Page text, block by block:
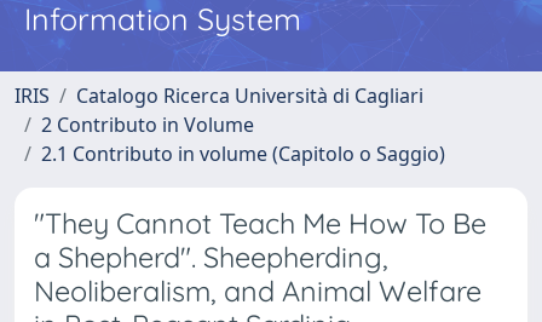
Information System
IRIS
Catalogo Ricerca Università di Cagliari
2 Contributo in Volume
2.1 Contributo in volume (Capitolo o Saggio)
"They Cannot Teach Me How To Be
a Shepherd". Sheepherding,
Neoliberalism, and Animal Welfare